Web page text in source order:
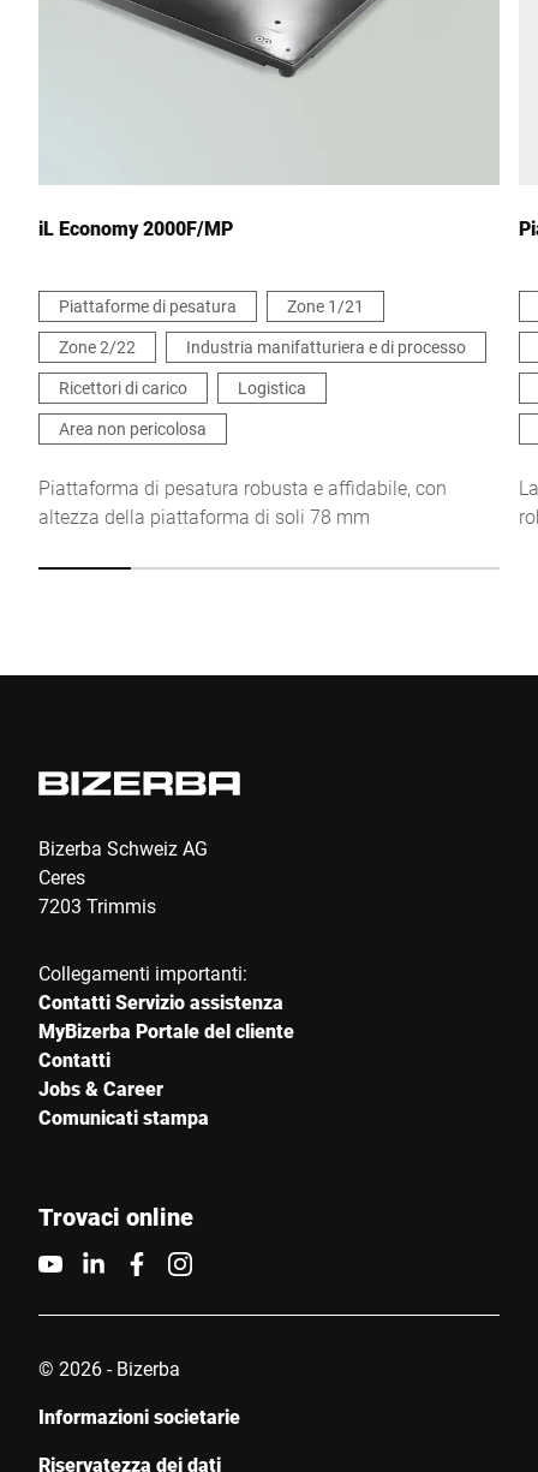
Continua a confermare che accetto l'uso dei miei dati per
elaborare questa richiesta. Ulteriori informazioni sono disponibili
inDichiarazione di protezione dei dati*
Anti-Robot Verification
Click to start verification
iL Economy 2000F/MP
Piattaforme di pesatura
Zone 1/21
Zone 2/22
Industria manifatturiera e di processo
Ricettori di carico
Logistica
Area non pericolosa
Piattaforma di pesatura robusta e affidabile, con
altezza della piattaforma di soli 78 mm
Bizerba Schweiz AG
Ceres
7203 Trimmis
Collegamenti importanti:
Contatti Servizio assistenza
MyBizerba Portale del cliente
Contatti
Jobs & Career
Comunicati stampa
Trovaci online
© 2026 - Bizerba
Informazioni societarie
Riservatezza dei dati